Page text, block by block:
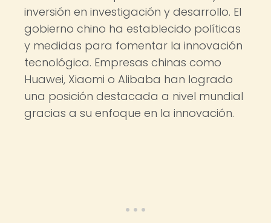
inversión en investigación y desarrollo. El
gobierno chino ha establecido políticas
y medidas para fomentar la innovación
tecnológica. Empresas chinas como
Huawei, Xiaomi o Alibaba han logrado
una posición destacada a nivel mundial
gracias a su enfoque en la innovación.